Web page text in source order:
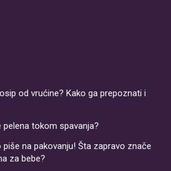
od vrućine? Kako ga prepoznati i
tokom spavanja?
na pakovanju! Šta zapravo znače
za bebe?